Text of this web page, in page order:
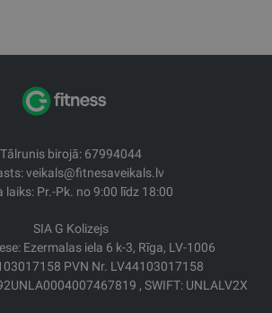
Tālrunis birojā: 67994044
veikals@fitnesaveikals.lv
laiks: Pr.-Pk. no 9:00 līdz 18:00
SIA G Kolizejs
Ezermalas iela 6 k-3, Rīga, LV-1006
PVN Nr. LV44103017158
, SWIFT: UNLALV2X